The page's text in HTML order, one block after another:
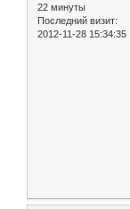
22 минуты
Последний визит:
2012-11-28 15:34:35